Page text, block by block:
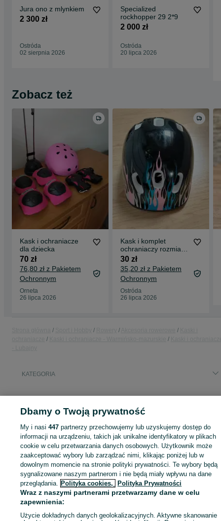
Jura ono z mlynkiem
2 300 zł
Ostróda
02 sierpnia 2026
Specialized
rockhopper 29 2*9
2 000 zł
Ostróda
20 lipca 2026
Zobacz też
Kask i ochraniacze
dla dziecka
70 zł
76,80 zł z Pakietem
Ochronnym
Orneta
26 lipca 2026
Kask i komplet
ochraniaczy rozmiar
M
30 zł
35,20 zł z Pakietem
Ochronnym
Ostróda
26 lipca 2026
KATEGORIA
Zaloguj się lub załóż konto na OLX, aby skontaktować się z
sprzedającym
Zaloguj się / Załóż konto
Zadzwoń / SMS Wyślij wiadomość
Dbamy o Twoją prywatność
My i nasi447 partnerzy przechowujemy lub uzyskujemy dostęp do
informacji na urządzeniu, takich jak unikalne identyfikatory w plikach
cookie w celu przetwarzania danych osobowych. Użytkownik może
zaakceptować wybory lub zarządzać nimi, klikając poniżej lub w
dowolnym momencie na stronie polityki prywatności. Te wybory będą
sygnalizowane naszym partnerom i nie będą miały wpływu na dane
przeglądania. Polityka cookies, Polityka Prywatności
Wraz z naszymi partnerami przetwarzamy dane w celu
zapewnienia:
Użycie dokładnych danych geolokalizacyjnych. Aktywne skanowanie